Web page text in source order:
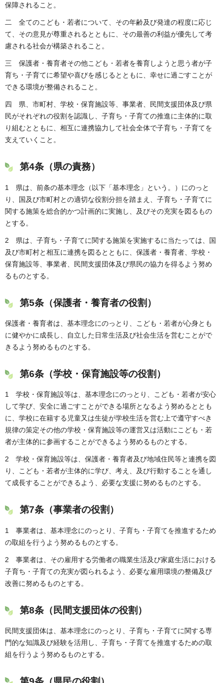
保障されること。
二 全てのこども・若者について、その年齢及び発達の程度に応じ
て、その意見が尊重されるとともに、その最善の利益が優先して考
慮される社会が構築されること。
三 保護者・養育者その他こども・若者を養育しようと思う者が子
育ち・子育てに希望や喜びを感じるとともに、幸せに過ごすことが
できる環境が整備されること。
四 県、市町村、学校・保育施設等、事業者、民間支援団体及び県
民がそれぞれの役割を認識し、子育ち・子育ての推進に主体的に取
り組むとともに、相互に連携協力して社会全体で子育ち・子育てを
支えていくこと。
第4条（県の責務）
1 県は、前条の基本理念（以下「基本理念」という。）にのっと
り、国及び市町村との適切な役割分担を踏まえ、子育ち・子育てに
関する施策を総合的かつ計画的に実施し、及びその充実を図るもの
とする。
2 県は、子育ち・子育てに関する施策を実施するに当たっては、国
及び市町村と相互に連携を図るとともに、保護者・養育者、学校・
保育施設等、事業者、民間支援団体及び県民の協力を得るよう努め
るものとする。
第5条（保護者・養育者の役割）
保護者・養育者は、基本理念にのっとり、こども・若者が心身とも
に健やかに成長し、自立した日常生活及び社会生活を営むことがで
きるよう努めるものとする。
第6条（学校・保育施設等の役割）
1 学校・保育施設等は、基本理念にのっとり、こども・若者が安心
して学び、安全に過ごすことができる場所となるよう努めるととも
に、学校に在籍する児童又は生徒が学校生活を営む上で遵守すべき
規律の策定その他の学校・保育施設等の運営又は活動にこども・若
者が主体的に参画することができるよう努めるものとする。
2 学校・保育施設等は、保護者・養育者及び地域住民等と連携を図
り、こども・若者が主体的に学び、考え、及び行動することを通し
て成長することができるよう、必要な支援に努めるものとする。
第7条（事業者の役割）
1 事業者は、基本理念にのっとり、子育ち・子育てを推進するため
の取組を行うよう努めるものとする。
2 事業者は、その雇用する労働者の職業生活及び家庭生活における
子育ち・子育ての充実が図られるよう、必要な雇用環境の整備及び
改善に努めるものとする。
第8条（民間支援団体の役割）
民間支援団体は、基本理念にのっとり、子育ち・子育てに関する専
門的な知識及び経験を活用し、子育ち・子育てを推進するための取
組を行うよう努めるものとする。